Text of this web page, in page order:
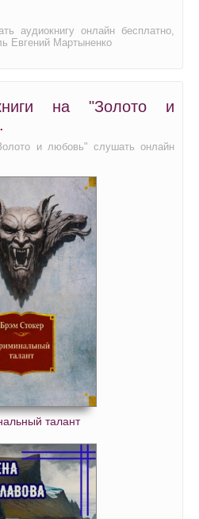
аудиокнигу онлайн бесплатно,
Евгений Мартыненко
на "Золото и
и любовь" слушать онлайн
талант